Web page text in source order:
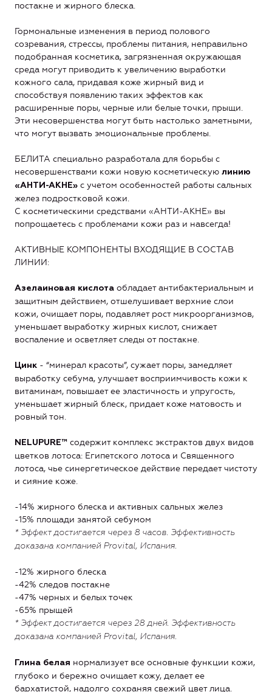
постакне и жирного блеска.
Гормональные изменения в период полового
созревания, стрессы, проблемы питания, неправильно
подобранная косметика, загрязненная окружающая
среда могут приводить к увеличению выработки
кожного сала, придавая коже жирный вид и
способствуя появлению таких эффектов как
расширенные поры, черные или белые точки, прыщи.
Эти несовершенства могут быть настолько заметными,
что могут вызвать эмоциональные проблемы.
БЕЛИТА специально разработала для борьбы c
несовершенствами кожи новую косметическую линию
«АНТИ-АКНЕ» с учетом особенностей работы сальных
желез подростковой кожи.
С косметическими средствами «АНТИ-АКНЕ» вы
попрощаетесь с проблемами кожи раз и навсегда!
АКТИВНЫЕ КОМПОНЕНТЫ ВХОДЯЩИЕ В СОСТАВ
ЛИНИИ:
Азелаиновая кислота обладает антибактериальным и
защитным действием, отшелушивает верхние слои
кожи, очищает поры, подавляет рост микроорганизмов,
уменьшает выработку жирных кислот, снижает
воспаление и осветляет следы от постакне.
Цинк - “минерал красоты”, сужает поры, замедляет
выработку себума, улучшает восприимчивость кожи к
витаминам, повышает ее эластичность и упругость,
уменьшает жирный блеск, придает коже матовость и
ровный тон.
NELUPURE™ содержит комплекс экстрактов двух видов
цветков лотоса: Египетского лотоса и Священного
лотоса, чье синергетическое действие передает чистоту
и сияние коже.
-14% жирного блеска и активных сальных желез
-15% площади занятой себумом
* Эффект достигается через 8 часов. Эффективность
доказана компанией Provital, Испания.
-12% жирного блеска
-42% следов постакне
-47% черных и белых точек
-65% прыщей
* Эффект достигается через 28 дней. Эффективность
доказана компанией Provital, Испания.
Глина белая нормализует все основные функции кожи,
глубоко и бережно очищает кожу, делает ее
бархатистой, надолго сохраняя свежий цвет лица.